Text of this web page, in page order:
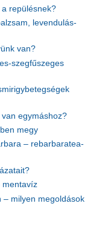
repülésnek?
levendulás-
van?
szegfűszeges
egymáshoz?
megy
– rebarbaratea-
mentavíz
– milyen megoldások